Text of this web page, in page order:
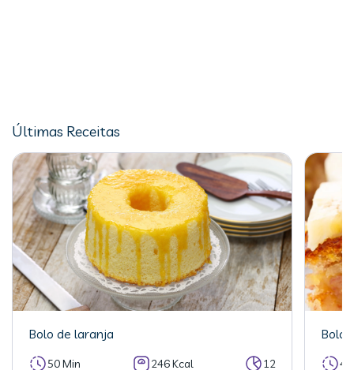
Últimas Receitas
Bolo de laranja
50 Min 246 Kcal 12
Bolo